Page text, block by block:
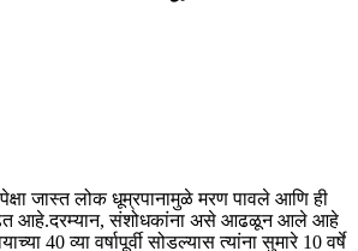
पेक्षा जास्त लोक धूम्रपानामुळे मरण पावले आणि ही
आहे.दरम्यान, संशोधकांना असे आढळून आले आहे
40 व्या वर्षापूर्वी सोडल्यास त्यांना सुमारे 10 वर्षे